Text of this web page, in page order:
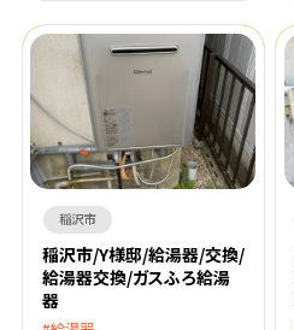
稲沢市
稲沢市/Y様邸/給湯器/交換/
給湯器交換/ガスふろ給湯
器